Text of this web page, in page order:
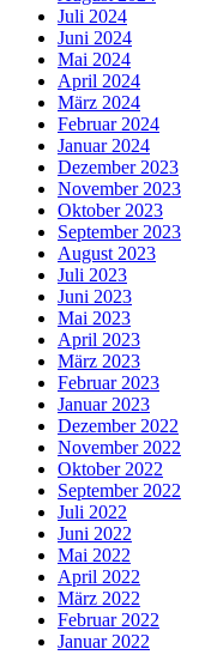
Juli 2024
Juni 2024
Mai 2024
April 2024
März 2024
Februar 2024
Januar 2024
Dezember 2023
November 2023
Oktober 2023
September 2023
August 2023
Juli 2023
Juni 2023
Mai 2023
April 2023
März 2023
Februar 2023
Januar 2023
Dezember 2022
November 2022
Oktober 2022
September 2022
Juli 2022
Juni 2022
Mai 2022
April 2022
März 2022
Februar 2022
Januar 2022